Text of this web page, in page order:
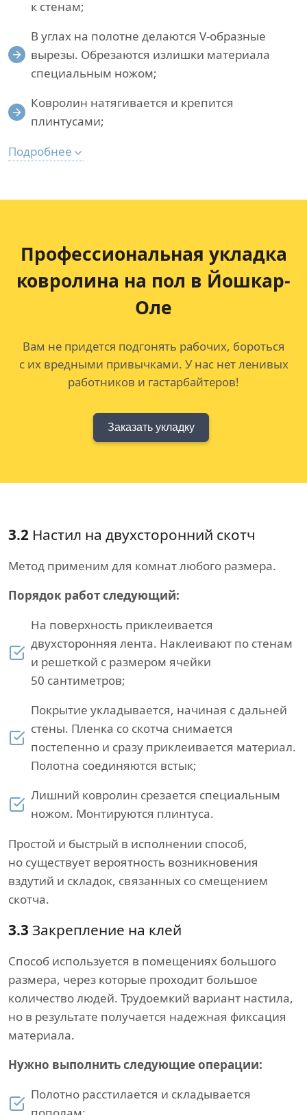
к стенам;
В углах на полотне делаются V-образные
вырезы. Обрезаются излишки материала
специальным ножом;
Ковролин натягивается и крепится
плинтусами;
Подробнее
Профессиональная укладка
ковролина на пол в Йошкар-
Оле
Вам не придется подгонять рабочих, бороться
с их вредными привычками. У нас нет ленивых
работников и гастарбайтеров!
Заказать укладку
3.2 Настил на двухсторонний скотч
Метод применим для комнат любого размера.
Порядок работ следующий:
На поверхность приклеивается
двухсторонняя лента. Наклеивают по стенам
и решеткой с размером ячейки
50 сантиметров;
Покрытие укладывается, начиная с дальней
стены. Пленка со скотча снимается
постепенно и сразу приклеивается материал.
Полотна соединяются встык;
Лишний ковролин срезается специальным
ножом. Монтируются плинтуса.
Простой и быстрый в исполнении способ,
но существует вероятность возникновения
вздутий и складок, связанных со смещением
скотча.
3.3 Закрепление на клей
Способ используется в помещениях большого
размера, через которые проходит большое
количество людей. Трудоемкий вариант настила,
но в результате получается надежная фиксация
материала.
Нужно выполнить следующие операции:
Полотно расстилается и складывается